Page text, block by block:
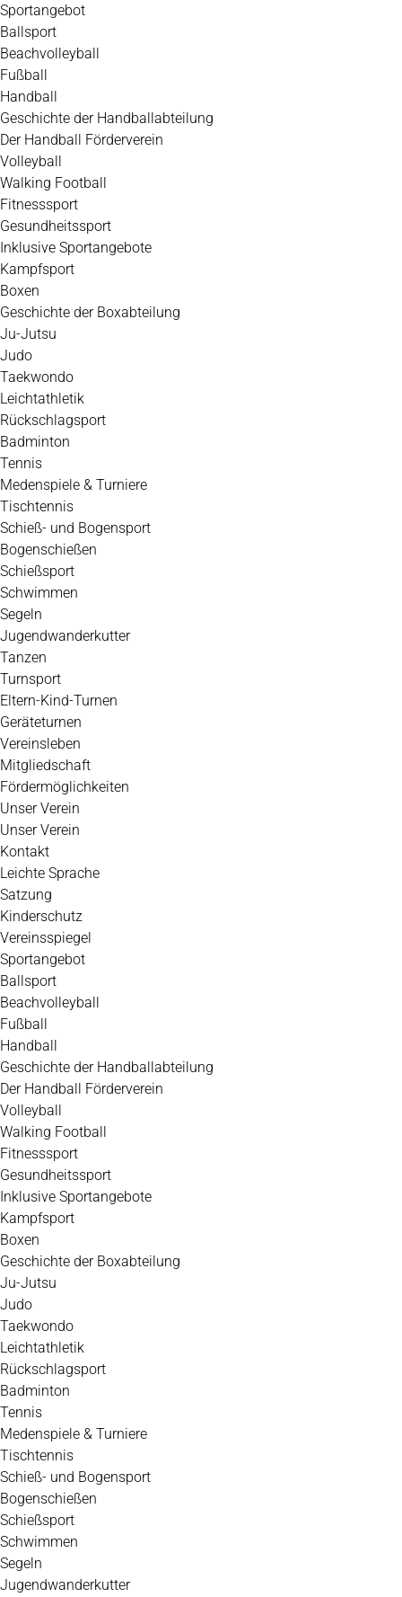
Zum
Inhalt
springen
Sportangebot
Ballsport
Beachvolleyball
Fußball
Handball
Geschichte der Handballabteilung
Der Handball Förderverein
Volleyball
Walking Football
Fitnesssport
Gesundheitssport
Inklusive Sportangebote
Kampfsport
Boxen
Geschichte der Boxabteilung
Ju-Jutsu
Judo
Taekwondo
Leichtathletik
Rückschlagsport
Badminton
Tennis
Medenspiele & Turniere
Tischtennis
Schieß- und Bogensport
Bogenschießen
Schießsport
Schwimmen
Segeln
Jugendwanderkutter
Tanzen
Turnsport
Eltern-Kind-Turnen
Geräteturnen
Vereinsleben
Mitgliedschaft
Fördermöglichkeiten
Unser Verein
Unser Verein
Kontakt
Leichte Sprache
Satzung
Kinderschutz
Vereinsspiegel
Sportangebot
Ballsport
Beachvolleyball
Fußball
Handball
Geschichte der Handballabteilung
Der Handball Förderverein
Volleyball
Walking Football
Fitnesssport
Gesundheitssport
Inklusive Sportangebote
Kampfsport
Boxen
Geschichte der Boxabteilung
Ju-Jutsu
Judo
Taekwondo
Leichtathletik
Rückschlagsport
Badminton
Tennis
Medenspiele & Turniere
Tischtennis
Schieß- und Bogensport
Bogenschießen
Schießsport
Schwimmen
Segeln
Jugendwanderkutter